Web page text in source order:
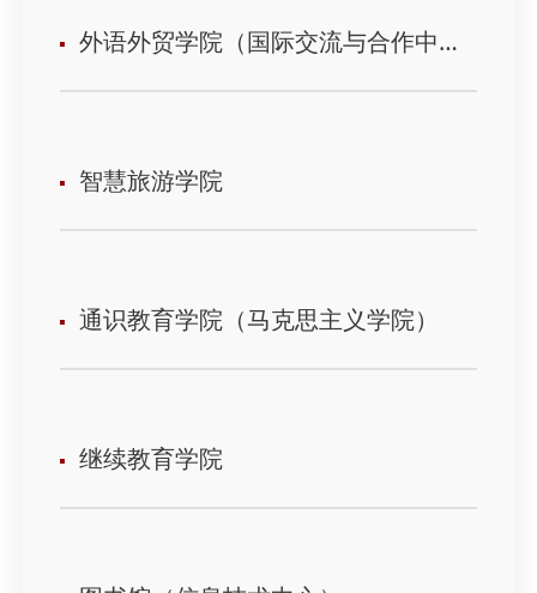
外语外贸学院（国际交流与合作中心）
智慧旅游学院
通识教育学院（马克思主义学院）
继续教育学院